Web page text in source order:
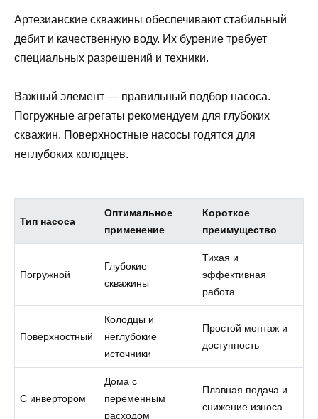
Артезианские скважины обеспечивают стабильный
дебит и качественную воду. Их бурение требует
специальных разрешений и техники.
Важный элемент — правильный подбор насоса.
Погружные агрегаты рекомендуем для глубоких
скважин. Поверхностные насосы годятся для
неглубоких колодцев.
Тип насоса
Оптимальное
применение
Короткое
преимущество
Погружной
Глубокие
скважины
Тихая и
эффективная
работа
Поверхностный
Колодцы и
неглубокие
источники
Простой монтаж и
доступность
С инвертором
Дома с
переменным
расходом
Плавная подача и
снижение износа